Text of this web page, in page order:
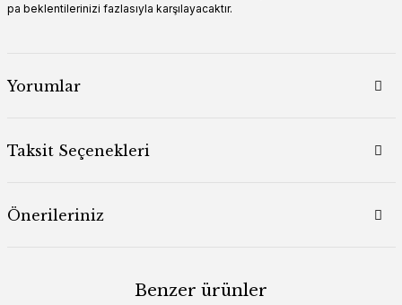
pa beklentilerinizi fazlasıyla karşılayacaktır.
Yorumlar
Taksit Seçenekleri
Önerileriniz
Benzer ürünler